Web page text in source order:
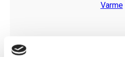
Varme